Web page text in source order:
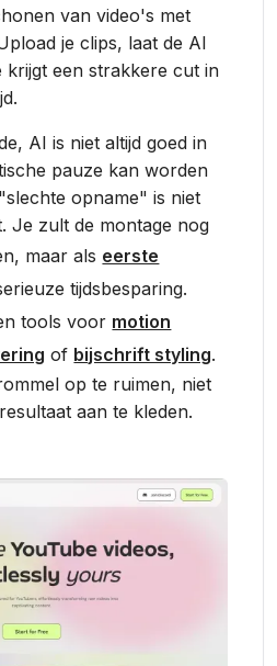
van video's met
je clips, laat de AI
krijgt een strakkere cut in
AI is niet altijd goed in
pauze kan worden
opname" is niet
Je zult de montage nog
maar als eerste
tijdsbesparing.
tools voor motion
of bijschrift styling.
op te ruimen, niet
aan te kleden.